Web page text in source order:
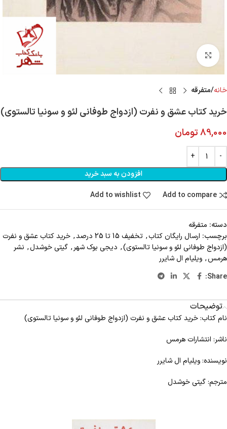
Click to enlarge
خانه متفرقه
خرید کتاب عشق و نفرت (ازدواج طوفانی لئو و سونیا تالستوی)
89,000تومان
افزودن به سبد خرید
Add to compare
Add to wishlist
دسته: متفرقه
برچسب: ارسال رايگان کتاب, تخفیف 15 تا 25 درصد , خرید کتاب عشق و نفرت
(ازدواج طوفانی لئو و سونیا تالستوی), دیجی بوک شهر, گیتی خوشدل, نشر
هرمس, ویلیام ال شایرر
Share:
توضیحات
نام کتاب: خرید کتاب عشق و نفرت (ازدواج طوفانی لئو و سونیا تالستوی)
ناشر: انتشارات هرمس
نویسنده: ویلیام ال شایرر
مترجم: گیتی خوشدل